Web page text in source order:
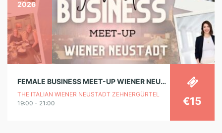
2026
FEMALE BUSINESS MEET-UP WIENER NEUSTADT
THE ITALIAN WIENER NEUSTADT ZEHNERGÜRTEL
19:00 - 21:00
€15